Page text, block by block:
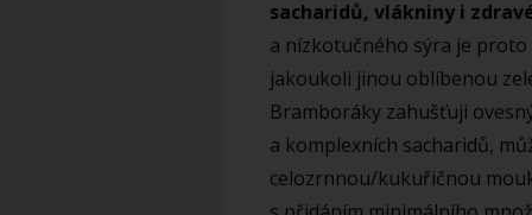
sacharidů, vlákniny i
a nízkotučného sýra je
jakoukoli jinou oblíbenou
Bramboráky zahušťuji
a komplexních sacharidů,
celozrnnou/kukuřičnou